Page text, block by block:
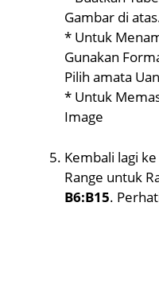
Gambar di
* Untuk
Gunakan
Pilih amata
* Untuk
Image
Kembali lagi
Range untuk
B6:B15.